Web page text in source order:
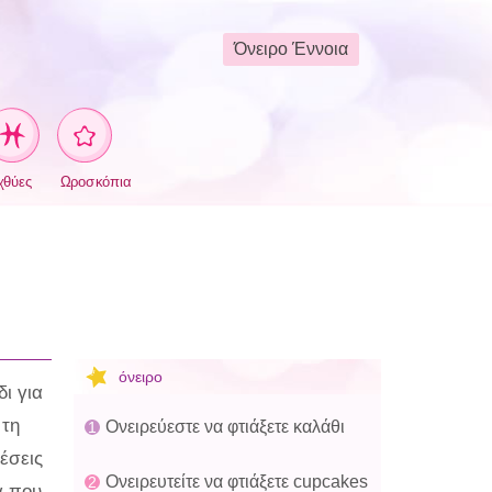
Όνειρο Έννοια
Ωροσκόπια
για
όνειρο
Ονειρεύεστε να φτιάξετε καλάθι
Ονειρευτείτε να φτιάξετε cupcakes